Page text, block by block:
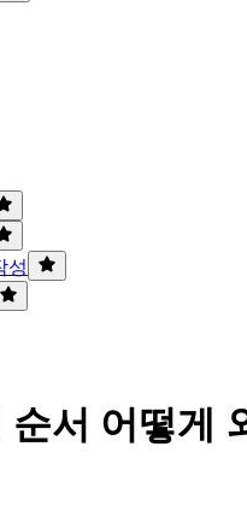
성
순서 어떻게